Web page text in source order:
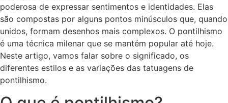
poderosa de expressar sentimentos e identidades. Elas
são compostas por alguns pontos minúsculos que, quando
unidos, formam desenhos mais complexos. O pontilhismo
é uma técnica milenar que se mantém popular até hoje.
Neste artigo, vamos falar sobre o significado, os
diferentes estilos e as variações das tatuagens de
pontilhismo.